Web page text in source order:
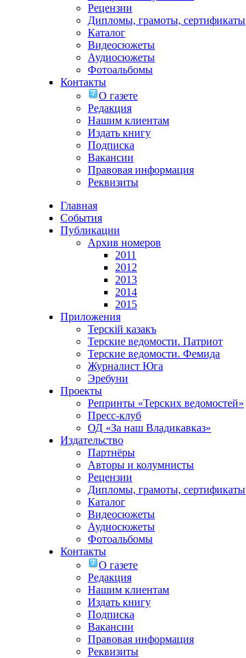
Рецензии
Дипломы, грамоты, сертификаты
Каталог
Видеосюжеты
Аудиосюжеты
Фотоальбомы
Контакты
О газете
Редакция
Нашим клиентам
Издать книгу
Подписка
Вакансии
Правовая информация
Реквизиты
Главная
События
Публикации
Архив номеров
2011
2012
2013
2014
2015
Приложения
Терскiй казакъ
Терские ведомости. Патриот
Терские ведомости. Фемида
Журналист Юга
Эребуни
Проекты
Репринты «Терских ведомостей»
Пресс-клуб
ОД «За наш Владикавказ»
Издательство
Партнёры
Авторы и колумнисты
Рецензии
Дипломы, грамоты, сертификаты
Каталог
Видеосюжеты
Аудиосюжеты
Фотоальбомы
Контакты
О газете
Редакция
Нашим клиентам
Издать книгу
Подписка
Вакансии
Правовая информация
Реквизиты